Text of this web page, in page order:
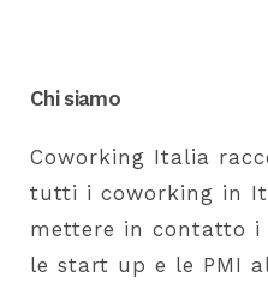
Chi siamo
Coworking Italia
tutti i coworking in
mettere in contatto i
le start up e le PMI